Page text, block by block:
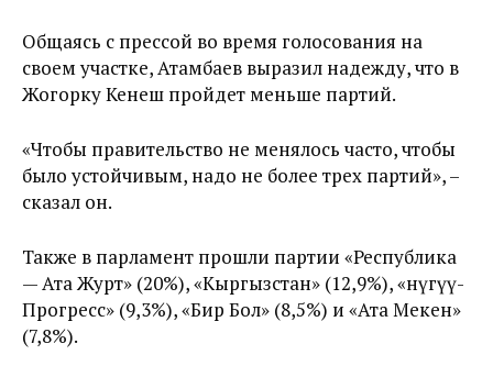
Общаясь с прессой во время голосования на
своем участке, Атамбаев выразил надежду, что в
Жогорку Кенеш пройдет меньше партий.
«Чтобы правительство не менялось часто, чтобы
было устойчивым, надо не более трех партий», –
сказал он.
Также в парламент прошли партии «Республика
— Ата Журт» (20%), «Кыргызстан» (12,9%), «Өнүгүү-
Прогресс» (9,3%), «Бир Бол» (8,5%) и «Ата Мекен»
(7,8%).